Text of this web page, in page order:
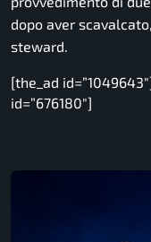
dopo aver
steward.
[the_ad
id=”676180″]